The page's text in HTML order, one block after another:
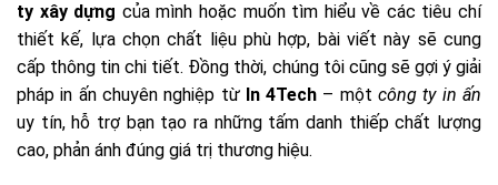
ty xây dựng của mình hoặc muốn tìm hiểu về các tiêu chí
thiết kế, lựa chọn chất liệu phù hợp, bài viết này sẽ cung
cấp thông tin chi tiết. Đồng thời, chúng tôi cũng sẽ gợi ý giải
pháp in ấn chuyên nghiệp từ In 4Tech – mộtcông ty in ấn
uy tín, hỗ trợ bạn tạo ra những tấm danh thiếp chất lượng
cao, phản ánh đúng giá trị thương hiệu.